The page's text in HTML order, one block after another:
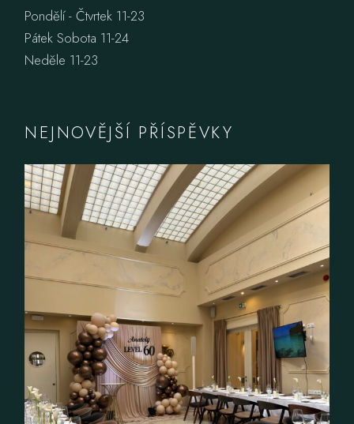
Pondělí - Čtvrtek 11-23
Pátek Sobota 11-24
Neděle 11-23
NEJNOVĚJŠÍ PŘÍSPĚVKY